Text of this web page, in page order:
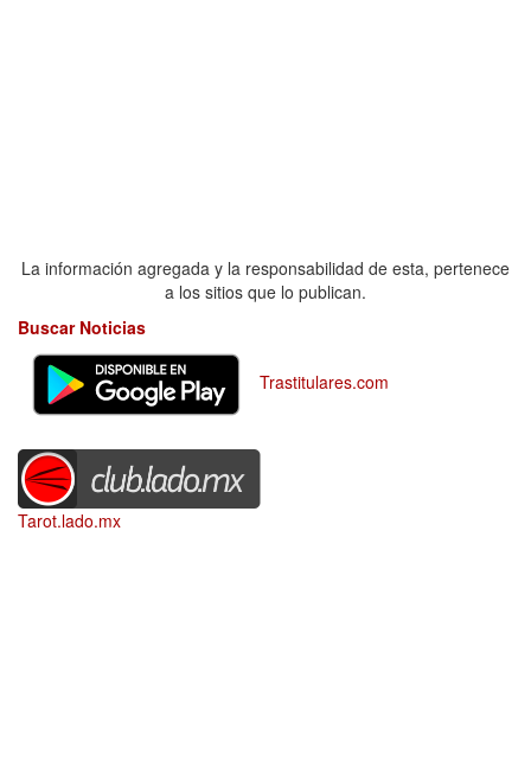
La información agregada y la responsabilidad de esta, pertenece
a los sitios que lo publican.
Buscar Noticias
Trastitulares.com
Tarot.lado.mx